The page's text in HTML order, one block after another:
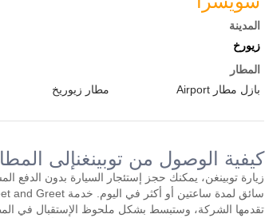
المدينة
زيورخ
المطار
بازل مطار Airport
مطار زيوريخ
كيفية الوصول من توبينغنإلى
زيارة توبينغن، يمكنك حجز إستئجار السيارة بدون الدفع
تقدمها الشركة، وستبسط بشكل ملحوظ الإستقبال في